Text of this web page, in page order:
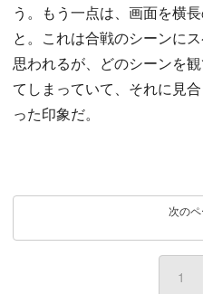
う。もう一点は、画面を横
と。これは合戦のシーンに
思われるが、どのシーンを
てしまっていて、それに見
った印象だ。
次の
1